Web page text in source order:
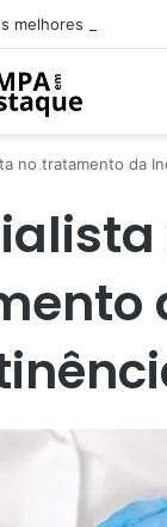
no tratamento da